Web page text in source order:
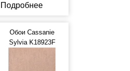
Подробнее
Обои Cassanie
Sylvia K18923F